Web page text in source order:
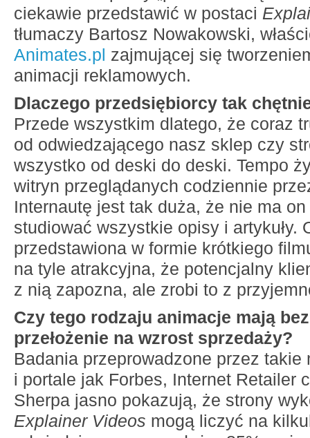
ciekawie przedstawić w postaci
tłumaczy Bartosz Nowakowski,
Animates.pl zajmującej się
animacji reklamowych.
Dlaczego przedsiębiorcy tak
Przede wszystkim dlatego, że coraz
od odwiedzającego nasz sklep czy
wszystko od deski do deski. Tempo
witryn przeglądanych codziennie
Internautę jest tak duża, że nie ma
studiować wszystkie opisy i artykuły.
przedstawiona w formie krótkiego
na tyle atrakcyjna, że potencjalny
z nią zapozna, ale zrobi to z
Czy tego rodzaju animacje mają
przełożenie na wzrost sprzedaży?
Badania przeprowadzone przez takie
i portale jak Forbes, Internet Retailer
Sherpa jasno pokazują, że strony
Explainer Videos mogą liczyć na